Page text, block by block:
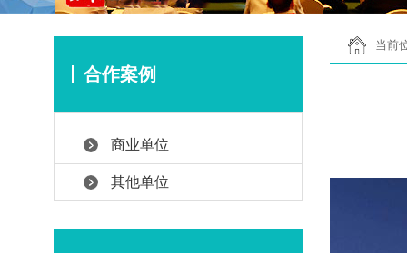
合作案例
商业单位
其他单位
当前